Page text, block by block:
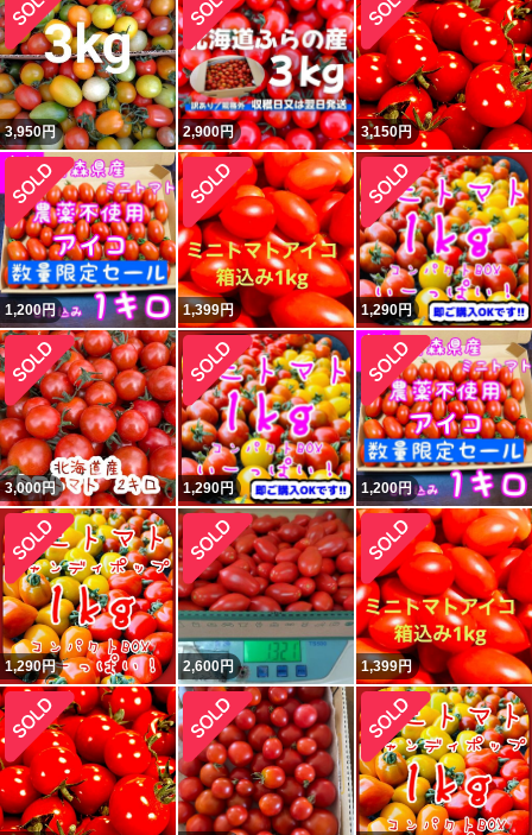
3,950円 2,900円 3,150円
1,200円 1,399円 1,290円
3,000円 1,290円 1,200円
1,290円 2,600円 1,399円